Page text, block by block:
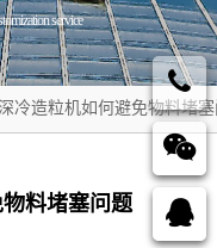
service
冷造粒机如何避免物料堵
料堵塞问题